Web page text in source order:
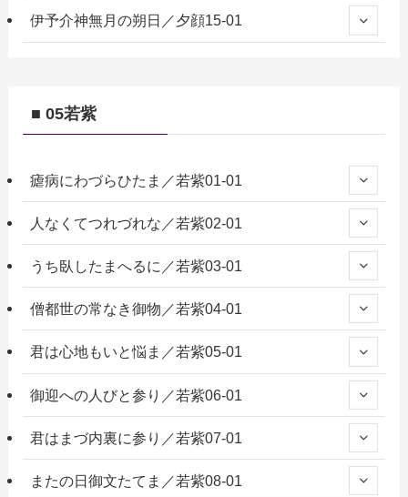
伊予介神無月の朔日／夕顔15-01
■ 05若紫
瘧病にわづらひたま／若紫01-01
人なくてつれづれな／若紫02-01
うち臥したまへるに／若紫03-01
僧都世の常なき御物／若紫04-01
君は心地もいと悩ま／若紫05-01
御迎への人びと参り／若紫06-01
君はまづ内裏に参り／若紫07-01
またの日御文たてま／若紫08-01